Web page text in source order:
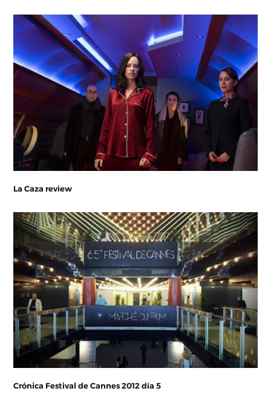
La Caza review
Crónica Festival de Cannes 2012 día 5